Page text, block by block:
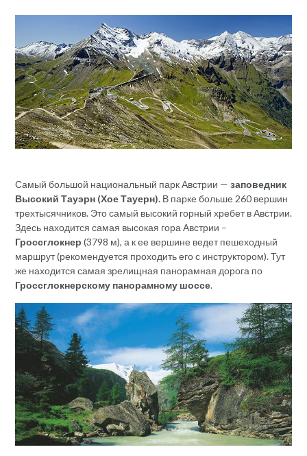
Самый большой национальный парк Австрии — заповедник
Высокий Тауэрн (Хое Тауерн). В парке больше 260 вершин
трехтысячников. Это самый высокий горный хребет в Австрии.
Здесь находится самая высокая гора Австрии –
Гроссглокнер (3798 м), а к ее вершине ведет пешеходный
маршрут (рекомендуется проходить его с инструктором). Тут
же находится самая зрелищная панорамная дорога по
Гроссглокнерскому панорамному шоссе.